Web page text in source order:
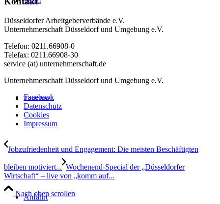
Termine
Anfahrt
Düsseldorfer Arbeitgeberverbände e.V.
Unternehmerschaft Düsseldorf und Umgebung e.V.
Telefon: 0211.66908-0
Telefax: 0211.66908-30
service (at) unternehmerschaft.de
Unternehmerschaft Düsseldorf und Umgebung e.V.
Facebook
Datenschutz
Cookies
Impressum
Jobzufriedenheit und Engagement: Die meisten Beschäftigten
bleiben motiviert... Wochenend-Special der „Düsseldorfer
Wirtschaft“ – live von „komm auf...
Nach oben scrollen